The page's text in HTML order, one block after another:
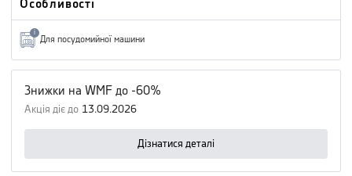
Особливості
i
Для посудомийної машини
Знижки на WMF до -60%
Акція діє до 13.09.2026
Дізнатися деталі